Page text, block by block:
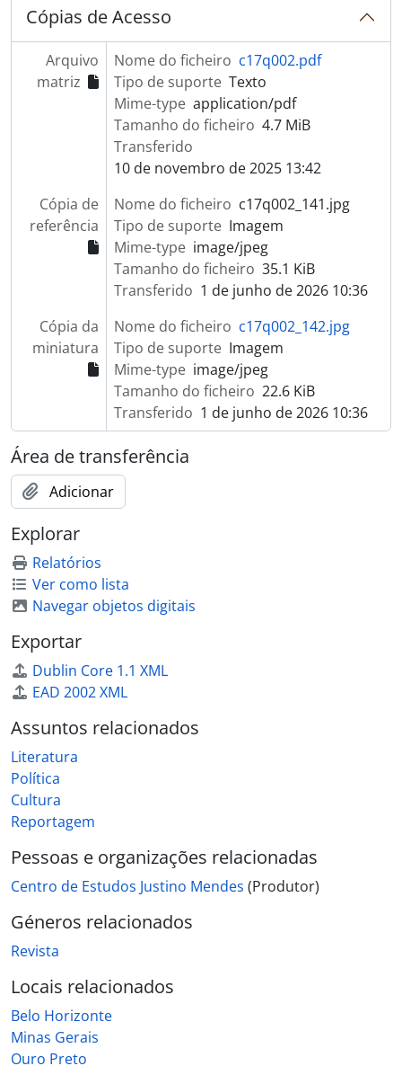
Cópias de Acesso
Arquivo
matriz
Nome do ficheiro c17q002.pdf
Tipo de suporte Texto
Mime-type application/pdf
Tamanho do ficheiro 4.7 MiB
Transferido
10 de novembro de 2025 13:42
Cópia de
referência
Nome do ficheiro c17q002_141.jpg
Tipo de suporte Imagem
Mime-type image/jpeg
Tamanho do ficheiro 35.1 KiB
Transferido 1 de junho de 2026 10:36
Cópia da
miniatura
Nome do ficheiro c17q002_142.jpg
Tipo de suporte Imagem
Mime-type image/jpeg
Tamanho do ficheiro 22.6 KiB
Transferido 1 de junho de 2026 10:36
Área de transferência
Adicionar
Explorar
Relatórios
Ver como lista
Navegar objetos digitais
Exportar
Dublin Core 1.1 XML
EAD 2002 XML
Assuntos relacionados
Literatura
Política
Cultura
Reportagem
Pessoas e organizações relacionadas
Centro de Estudos Justino Mendes (Produtor)
Géneros relacionados
Revista
Locais relacionados
Belo Horizonte
Minas Gerais
Ouro Preto